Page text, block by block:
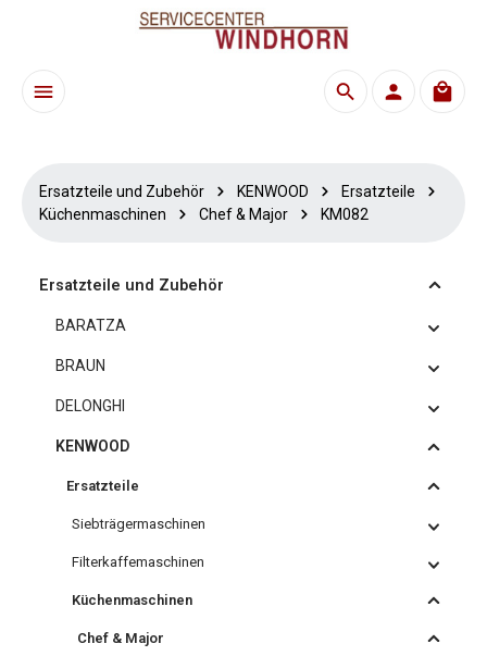
Zum Hauptinhalt springen
Ersatzteile und Zubehör KENWOOD
Ersatzteile
Küchenmaschinen
Chef & Major KM082
Ersatzteile und Zubehör
BARATZA
BRAUN
DELONGHI
KENWOOD
Ersatzteile
Siebträgermaschinen
Filterkaffemaschinen
Küchenmaschinen
Chef & Major